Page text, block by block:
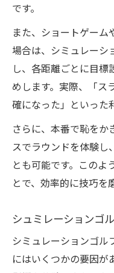
です。
また、ショートゲー
場合は、シミュレーシ
し、各距離ごとに目
めします。実際、「ス
確になった」といった
さらに、本番で恥をか
スでラウンドを体験し
とも可能です。このよ
とで、効率的に技巧を
シュミレーションゴ
シミュレーションゴ
にはいくつかの要因が